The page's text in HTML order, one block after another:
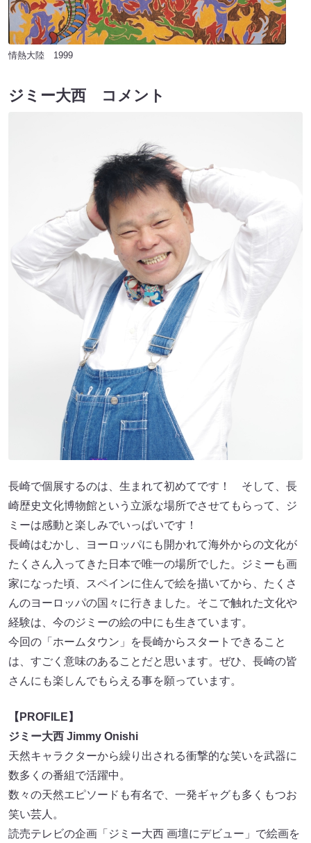
情熱大陸 1999
ジミー大西 コメント
長崎で個展するのは、生まれて初めてです！ そして、長
崎歴史文化博物館という立派な場所でさせてもらって、ジ
ミーは感動と楽しみでいっぱいです！
長崎はむかし、ヨーロッパにも開かれて海外からの文化が
たくさん入ってきた日本で唯一の場所でした。ジミーも画
家になった頃、スペインに住んで絵を描いてから、たくさ
んのヨーロッパの国々に行きました。そこで触れた文化や
経験は、今のジミーの絵の中にも生きています。
今回の「ホームタウン」を長崎からスタートできること
は、すごく意味のあることだと思います。ぜひ、長崎の皆
さんにも楽しんでもらえる事を願っています。
【PROFILE】
ジミー大西 Jimmy Onishi
天然キャラクターから繰り出される衝撃的な笑いを武器に
数多くの番組で活躍中。
数々の天然エピソードも有名で、一発ギャグも多くもつお
笑い芸人。
読売テレビの企画「ジミー大西 画壇にデビュー」で絵画を